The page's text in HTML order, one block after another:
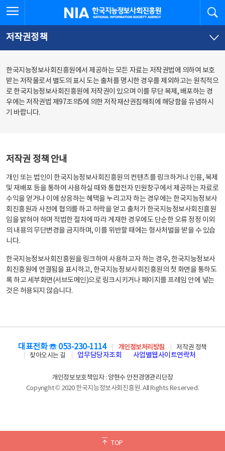
문
로
가
체
뉴
바
가
한국지능정보사회진흥원
저작권정책
한국지능정보사회진흥원에서 제공하는 모든 자료는 저작권법에 의하여 보호
받는 저작물로서 별도의 표시 도는 출처를 명시한 경우를 제외하고는 원칙적으
로 한국지능정보사회진흥원에 저작권이 있으며 이를 무단 복제, 배포하는 경
우에는 저작권법 제97조의5에 의한 저작재산권침해죄에 해당함을 유념하시
기 바랍니다.
저작권 정책 안내
개인 또는 법인이 한국지능정보사회진흥원의 컨텐츠를 링크하거나 인용, 복제
및 재배포 등을 통하여 사용하실 때와 통합전자 민원창구에서 제공하는 자료로
수익을 얻거나 이에 상응하는 혜택을 누리고자 하는 경우에는 한국지능정보사
회진흥원과 사전에 협의를 하고 허락을 얻고 출처가 한국지능정보사회진흥원
임을 밝혀야 하며 적법한 절차에 따라 게재한 경우에도 단순한 오류 정정 이외
의 내용의 무단변경을 금지하며, 이를 위반할 때에는 형사처벌을 받을 수 있습
니다.
한국지능정보사회진흥원을 링크하여 사용하고자 하는 경우, 한국지능정보사
회진흥원에 연결됨을 표시하고, 한국지능정보사회진흥원의 첫 화면을 통하도
록 하고 세부화면(서브도메인)으로 링크시키거나 페이지를 프레임 안에 넣는
것은 허용되지 않습니다.
TOP
대표전화 ☏ 053-230-1114 개인정보처리방침
저작권 정책
찾아오시는 길
업무담당자조회 사업별웹사이트연락처
개인정보보호책임자 : 양현수 안전경영관리단장
Copyright © 2020 한국지능정보사회진흥원. All Rights Reserved.